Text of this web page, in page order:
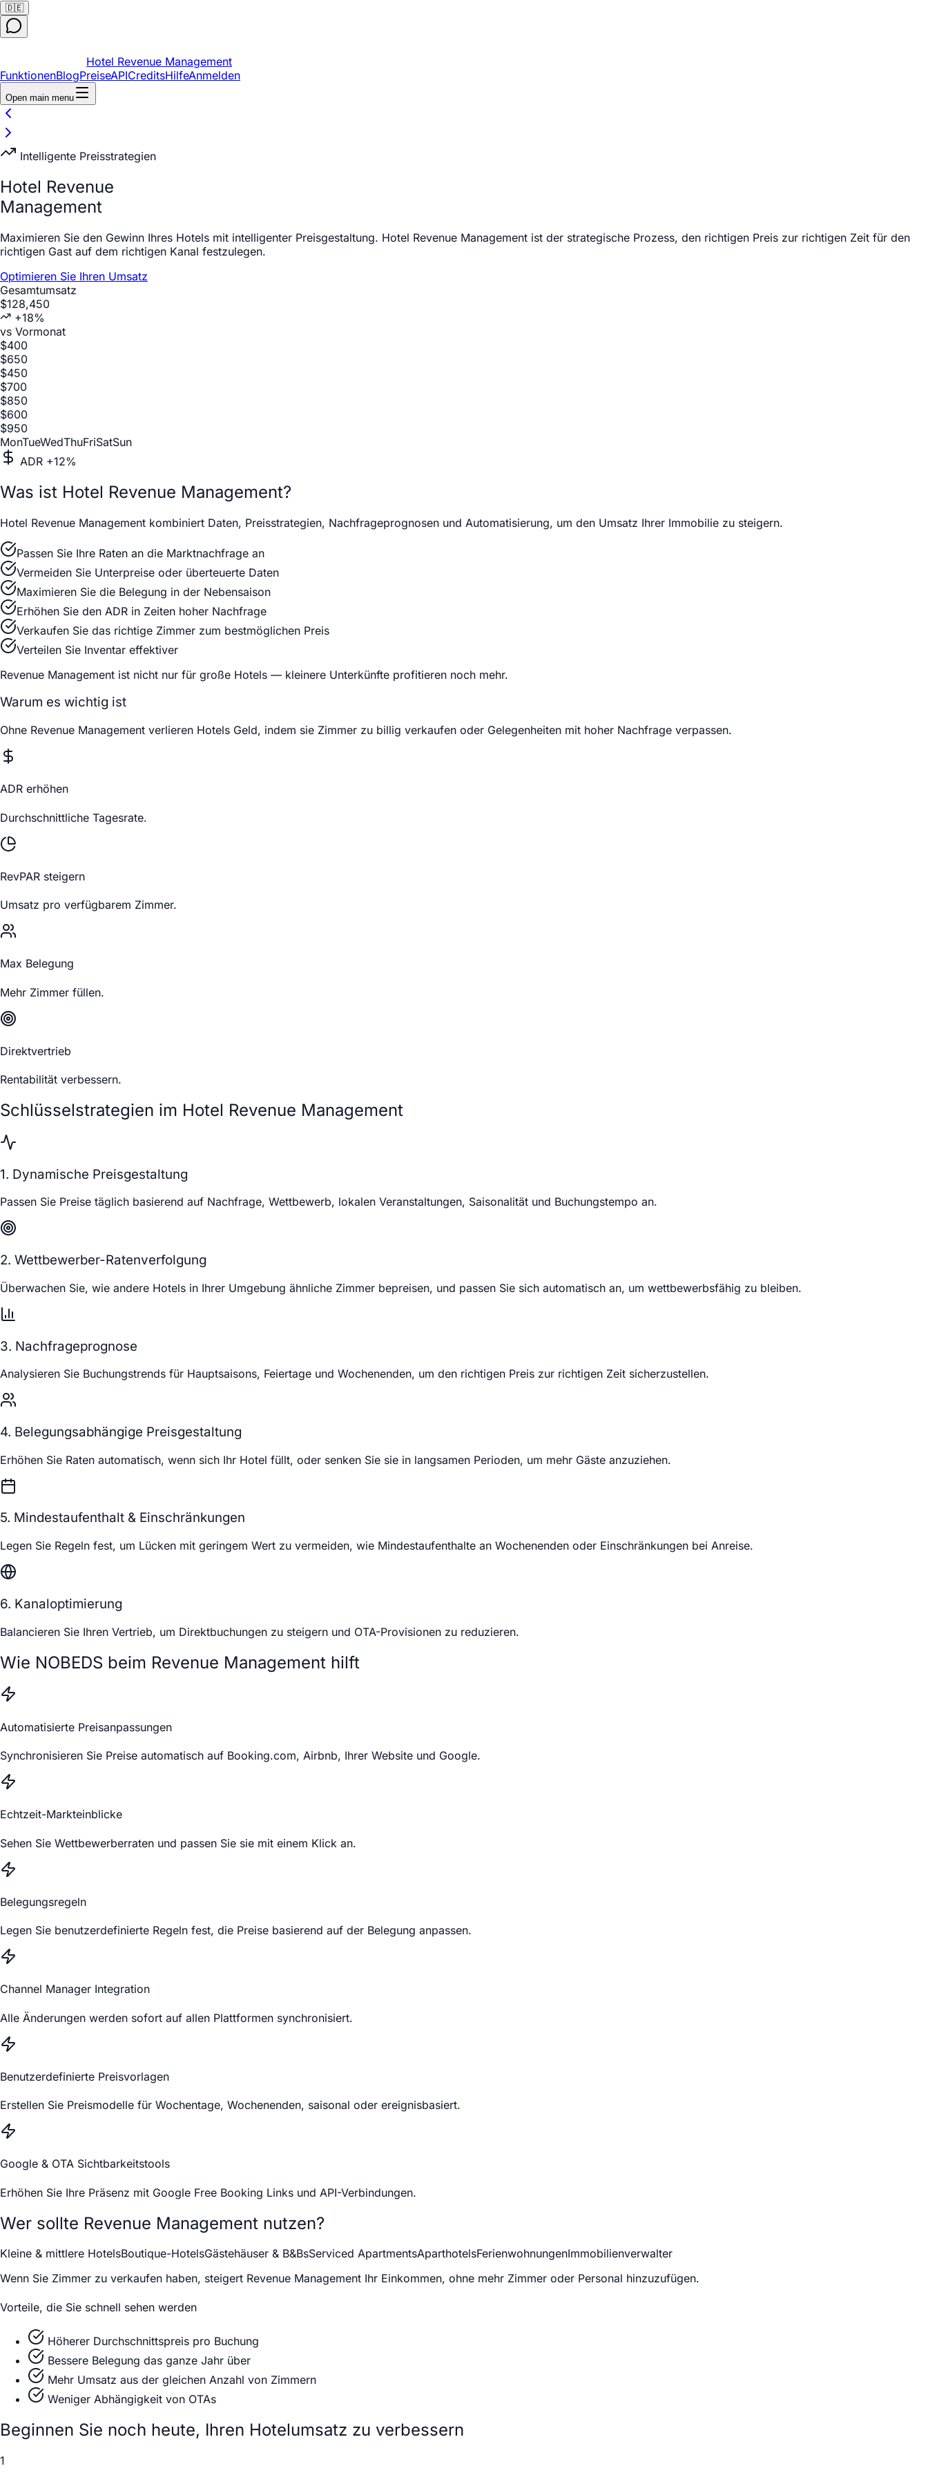
🇩🇪
Hotel Revenue Management
FunktionenBlogPreiseAPICreditsHilfeAnmelden
Open main menu
Intelligente Preisstrategien
Hotel Revenue
Management
Maximieren Sie den Gewinn Ihres Hotels mit intelligenter Preisgestaltung. Hotel Revenue Management ist der strategische Prozess, den richtigen Preis zur richtigen Zeit für den
richtigen Gast auf dem richtigen Kanal festzulegen.
Optimieren Sie Ihren Umsatz
Gesamtumsatz
$128,450
+18%
vs Vormonat
$400
$650
$450
$700
$850
$600
$950
MonTueWedThuFriSatSun
ADR +12%
Was ist Hotel Revenue Management?
Hotel Revenue Management kombiniert Daten, Preisstrategien, Nachfrageprognosen und Automatisierung, um den Umsatz Ihrer Immobilie zu steigern.
Passen Sie Ihre Raten an die Marktnachfrage an
Vermeiden Sie Unterpreise oder überteuerte Daten
Maximieren Sie die Belegung in der Nebensaison
Erhöhen Sie den ADR in Zeiten hoher Nachfrage
Verkaufen Sie das richtige Zimmer zum bestmöglichen Preis
Verteilen Sie Inventar effektiver
Revenue Management ist nicht nur für große Hotels — kleinere Unterkünfte profitieren noch mehr.
Warum es wichtig ist
Ohne Revenue Management verlieren Hotels Geld, indem sie Zimmer zu billig verkaufen oder Gelegenheiten mit hoher Nachfrage verpassen.
ADR erhöhen
Durchschnittliche Tagesrate.
RevPAR steigern
Umsatz pro verfügbarem Zimmer.
Max Belegung
Mehr Zimmer füllen.
Direktvertrieb
Rentabilität verbessern.
Schlüsselstrategien im Hotel Revenue Management
1. Dynamische Preisgestaltung
Passen Sie Preise täglich basierend auf Nachfrage, Wettbewerb, lokalen Veranstaltungen, Saisonalität und Buchungstempo an.
2. Wettbewerber-Ratenverfolgung
Überwachen Sie, wie andere Hotels in Ihrer Umgebung ähnliche Zimmer bepreisen, und passen Sie sich automatisch an, um wettbewerbsfähig zu bleiben.
3. Nachfrageprognose
Analysieren Sie Buchungstrends für Hauptsaisons, Feiertage und Wochenenden, um den richtigen Preis zur richtigen Zeit sicherzustellen.
4. Belegungsabhängige Preisgestaltung
Erhöhen Sie Raten automatisch, wenn sich Ihr Hotel füllt, oder senken Sie sie in langsamen Perioden, um mehr Gäste anzuziehen.
5. Mindestaufenthalt & Einschränkungen
Legen Sie Regeln fest, um Lücken mit geringem Wert zu vermeiden, wie Mindestaufenthalte an Wochenenden oder Einschränkungen bei Anreise.
6. Kanaloptimierung
Balancieren Sie Ihren Vertrieb, um Direktbuchungen zu steigern und OTA-Provisionen zu reduzieren.
Wie NOBEDS beim Revenue Management hilft
Automatisierte Preisanpassungen
Synchronisieren Sie Preise automatisch auf Booking.com, Airbnb, Ihrer Website und Google.
Echtzeit-Markteinblicke
Sehen Sie Wettbewerberraten und passen Sie sie mit einem Klick an.
Belegungsregeln
Legen Sie benutzerdefinierte Regeln fest, die Preise basierend auf der Belegung anpassen.
Channel Manager Integration
Alle Änderungen werden sofort auf allen Plattformen synchronisiert.
Benutzerdefinierte Preisvorlagen
Erstellen Sie Preismodelle für Wochentage, Wochenenden, saisonal oder ereignisbasiert.
Google & OTA Sichtbarkeitstools
Erhöhen Sie Ihre Präsenz mit Google Free Booking Links und API-Verbindungen.
Wer sollte Revenue Management nutzen?
Kleine & mittlere HotelsBoutique-HotelsGästehäuser & B&BsServiced ApartmentsAparthotelsFerienwohnungenImmobilienverwalter
Wenn Sie Zimmer zu verkaufen haben, steigert Revenue Management Ihr Einkommen, ohne mehr Zimmer oder Personal hinzuzufügen.
Vorteile, die Sie schnell sehen werden
Höherer Durchschnittspreis pro Buchung
Bessere Belegung das ganze Jahr über
Mehr Umsatz aus der gleichen Anzahl von Zimmern
Weniger Abhängigkeit von OTAs
Beginnen Sie noch heute, Ihren Hotelumsatz zu verbessern
1